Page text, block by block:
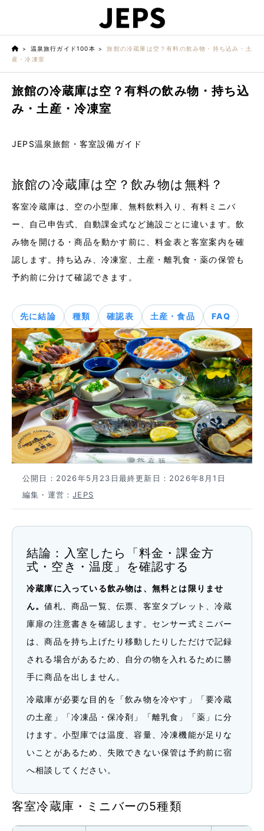
温泉旅行ガイド100本
旅館の冷蔵庫は空？有料の飲み物・持ち込み・土
産・冷凍室
旅館の冷蔵庫は空？有料の飲み物・持ち込
み・土産・冷凍室
JEPS温泉旅館・客室設備ガイド
旅館の冷蔵庫は空？飲み物は無料？
客室冷蔵庫は、空の小型庫、無料飲料入り、有料ミニバ
ー、自己申告式、自動課金式など施設ごとに違います。飲
み物を開ける・商品を動かす前に、料金表と客室案内を確
認します。持ち込み、冷凍室、土産・離乳食・薬の保管も
予約前に分けて確認できます。
先に結論 種類 確認表 土産・食品 FAQ
公開日： 2026年5月23日最終更新日： 2026年8月1日
編集・運営：JEPS
結論：入室したら「料金・課金方
式・空き・温度」を確認する
冷蔵庫に入っている飲み物は、無料とは限りませ
ん。値札、商品一覧、伝票、客室タブレット、冷蔵
庫扉の注意書きを確認します。センサー式ミニバー
は、商品を持ち上げたり移動したりしただけで記録
される場合があるため、自分の物を入れるために勝
手に商品を出しません。
冷蔵庫が必要な目的を「飲み物を冷やす」「要冷蔵
の土産」「冷凍品・保冷剤」「離乳食」「薬」に分
けます。小型庫では温度、容量、冷凍機能が足りな
いことがあるため、失敗できない保管は予約前に宿
へ相談してください。
客室冷蔵庫・ミニバーの5種類